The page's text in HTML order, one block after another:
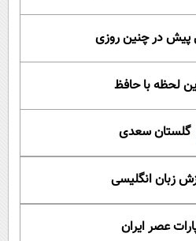
لحظه با حافظ
گلستان سعدی
زبان انگلیسی
عصر ایران